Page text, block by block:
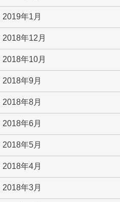
2019年1月
2018年12月
2018年10月
2018年9月
2018年8月
2018年6月
2018年5月
2018年4月
2018年3月